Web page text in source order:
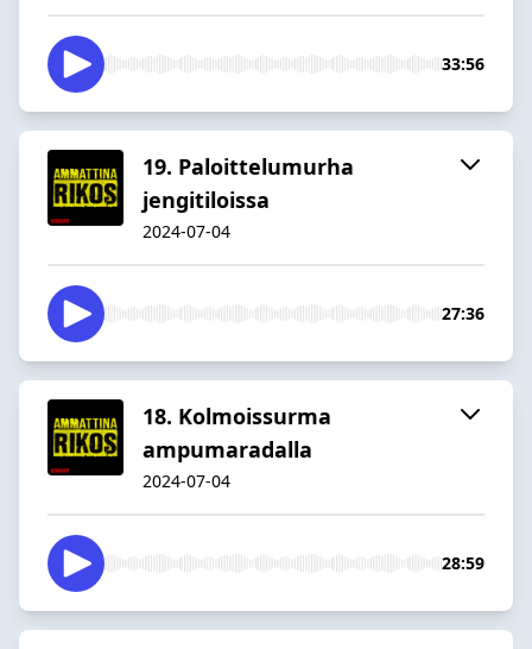
33:56
19. Paloittelumurha
jengitiloissa
2024-07-04
27:36
18. Kolmoissurma
ampumaradalla
2024-07-04
28:59